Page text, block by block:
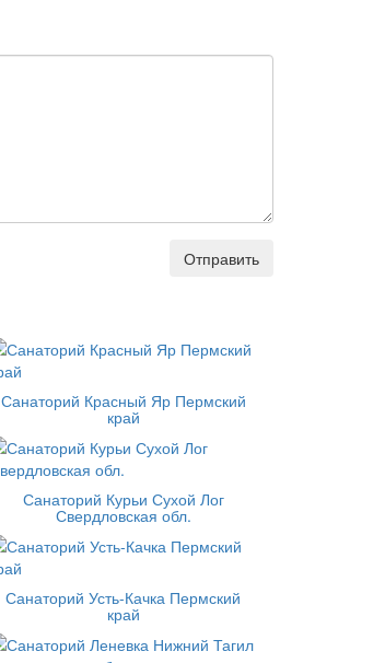
Отправить
Санаторий Красный Яр Пермский
край
Санаторий Курьи Сухой Лог
Свердловская обл.
Санаторий Усть-Качка Пермский
край